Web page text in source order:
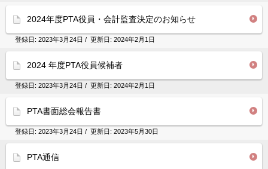
2024年度PTA役員・会計監査決定のお知らせ
登録日: 2023年3月24日 / 更新日: 2024年2月1日
2024 年度PTA役員候補者
登録日: 2023年3月24日 / 更新日: 2024年2月1日
PTA書面総会報告書
登録日: 2023年3月24日 / 更新日: 2023年5月30日
PTA通信